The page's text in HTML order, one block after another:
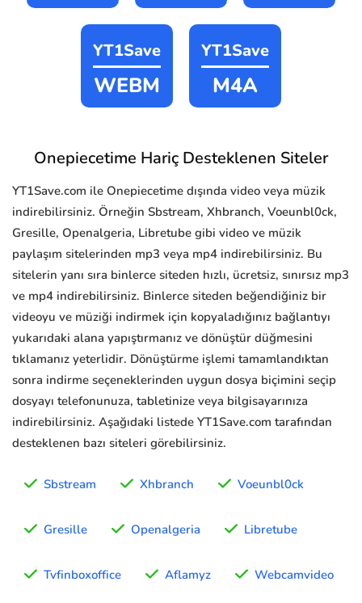
YT1Save
WEBM
YT1Save
M4A
Onepiecetime Hariç Desteklenen Siteler
YT1Save.com ile Onepiecetime dışında video veya müzik
indirebilirsiniz. Örneğin Sbstream, Xhbranch, Voeunbl0ck,
Gresille, Openalgeria, Libretube gibi video ve müzik
paylaşım sitelerinden mp3 veya mp4 indirebilirsiniz. Bu
sitelerin yanı sıra binlerce siteden hızlı, ücretsiz, sınırsız mp3
ve mp4 indirebilirsiniz. Binlerce siteden beğendiğiniz bir
videoyu ve müziği indirmek için kopyaladığınız bağlantıyı
yukarıdaki alana yapıştırmanız ve dönüştür düğmesini
tıklamanız yeterlidir. Dönüştürme işlemi tamamlandıktan
sonra indirme seçeneklerinden uygun dosya biçimini seçip
dosyayı telefonunuza, tabletinize veya bilgisayarınıza
indirebilirsiniz. Aşağıdaki listede YT1Save.com tarafından
desteklenen bazı siteleri görebilirsiniz.
Sbstream Xhbranch Voeunbl0ck
Gresille Openalgeria Libretube
Tvfinboxoffice Aflamyz Webcamvideo